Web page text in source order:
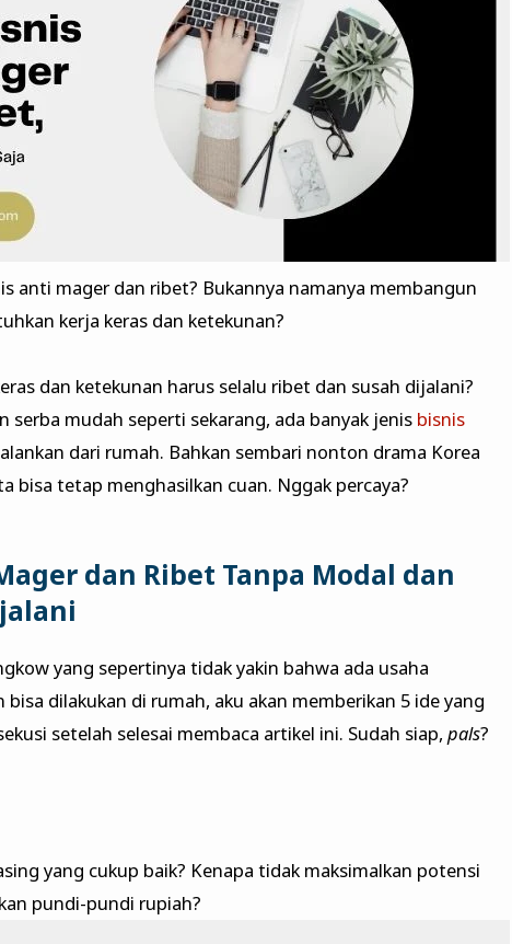
anti mager dan ribet? Bukannya namanya membangun
kerja keras dan ketekunan?
dan ketekunan harus selalu ribet dan susah dijalani?
serba mudah seperti sekarang, ada banyak jenis bisnis
dari rumah. Bahkan sembari nonton drama Korea
bisa tetap menghasilkan cuan. Nggak percaya?
dan Ribet Tanpa Modal dan
yang sepertinya tidak yakin bahwa ada usaha
dilakukan di rumah, aku akan memberikan 5 ide yang
setelah selesai membaca artikel ini. Sudah siap, pals?
yang cukup baik? Kenapa tidak maksimalkan potensi
pundi-pundi rupiah?